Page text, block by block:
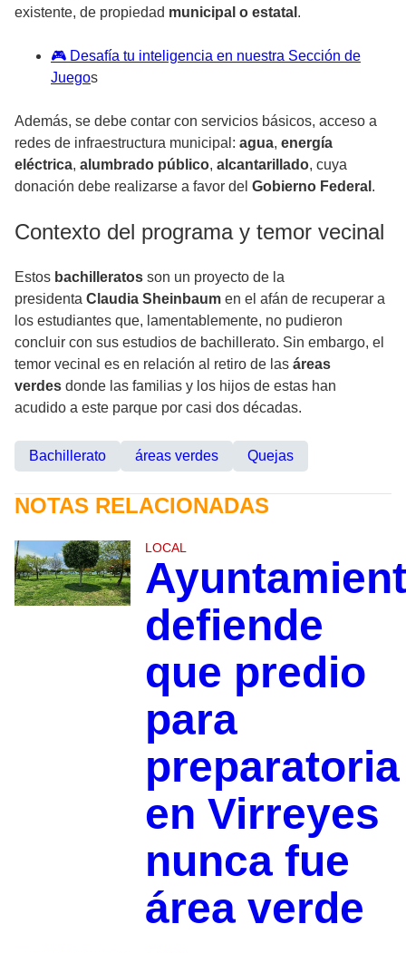
existente, de propiedad municipal o estatal .
🎮 Desafía tu inteligencia en nuestra Sección de
Juegos
Además, se debe contar con servicios básicos, acceso a
redes de infraestructura municipal: agua, energía
eléctrica, alumbrado público, alcantarillado, cuya
donación debe realizarse a favor del Gobierno Federal .
Contexto del programa y temor vecinal
Estos bachilleratos son un proyecto de la
presidenta Claudia Sheinbaum en el afán de recuperar a
los estudiantes que, lamentablemente, no pudieron
concluir con sus estudios de bachillerato. Sin embargo, el
temor vecinal es en relación al retiro de las áreas
verdes donde las familias y los hijos de estas han
acudido a este parque por casi dos décadas.
Bachillerato áreas verdes Quejas
NOTAS RELACIONADAS
LOCAL
defiende
que predio
para
preparatoria
en Virreyes
nunca fue
área verde